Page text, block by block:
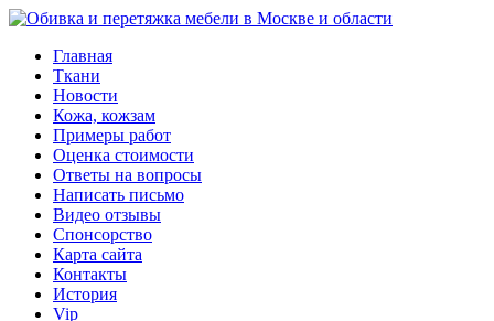
Главная
Ткани
Новости
Кожа, кожзам
Примеры работ
Оценка стоимости
Ответы на вопросы
Написать письмо
Видео отзывы
Спонсорство
Карта сайта
Контакты
История
Vip